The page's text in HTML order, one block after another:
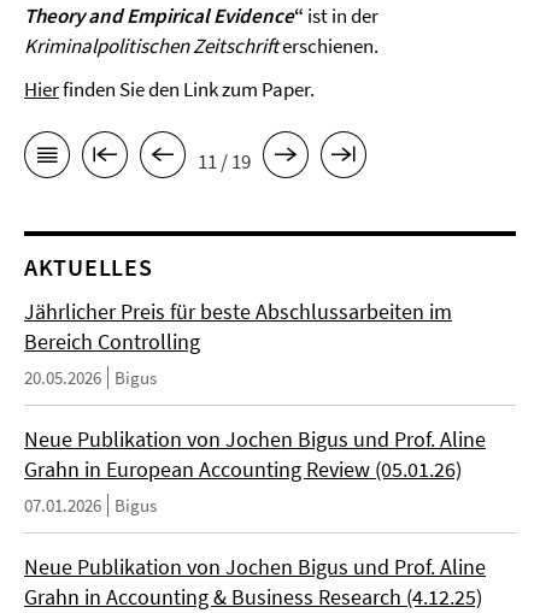
Theory and Empirical Evidence“ ist in der
Kriminalpolitischen Zeitschrifterschienen.
Hierfinden Sie den Link zum Paper.
11 / 19
AKTUELLES
Jährlicher Preis für beste Abschlussarbeiten im
Bereich Controlling
20.05.2026 Bigus
Neue Publikation von Jochen Bigus und Prof. Aline
Grahn in European Accounting Review (05.01.26)
07.01.2026 Bigus
Neue Publikation von Jochen Bigus und Prof. Aline
Grahn in Accounting & Business Research (4.12.25)